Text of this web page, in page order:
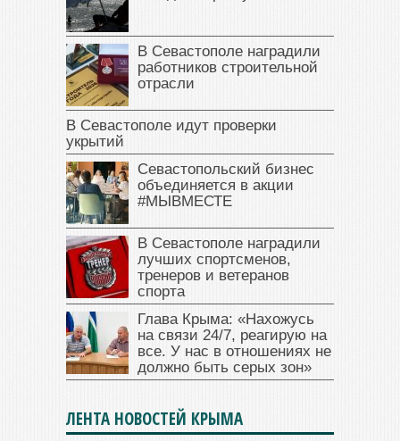
В Севастополе наградили
работников строительной
отрасли
В Севастополе идут проверки
укрытий
Севастопольский бизнес
объединяется в акции
#МЫВМЕСТЕ
В Севастополе наградили
лучших спортсменов,
тренеров и ветеранов
спорта
Глава Крыма: «Нахожусь
на связи 24/7, реагирую на
все. У нас в отношениях не
должно быть серых зон»
ЛЕНТА НОВОСТЕЙ КРЫМА